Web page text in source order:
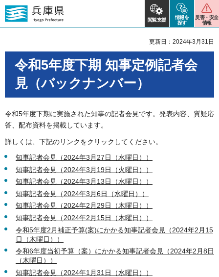
閲覧支援
情報を
探す
災害・安全
情報
更新日：2024年3月31日
令和5年度下期 知事定例記者会
見（バックナンバー）
令和5年度下期に実施された知事の記者会見です。発表内容、質疑応
答、配布資料を掲載しています。
詳しくは、下記のリンクをクリックしてください。
知事記者会見（2024年3月27日（水曜日））
知事記者会見（2024年3月19日（火曜日））
知事記者会見（2024年3月13日（水曜日））
知事記者会見（2024年3月6日（水曜日））
知事記者会見（2024年2月29日（木曜日））
知事記者会見（2024年2月15日（木曜日））
令和5年度2月補正予算(案)にかかる知事記者会見（2024年2月15
日（木曜日））
令和6年度当初予算（案）にかかる知事記者会見（2024年2月8日
（木曜日））
知事記者会見（2024年1月31日（水曜日））